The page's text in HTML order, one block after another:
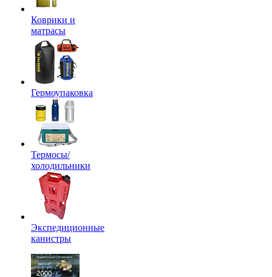
Коврики и
матрасы
Гермоупаковка
Термосы/
холодильники
Экспедиционные
канистры